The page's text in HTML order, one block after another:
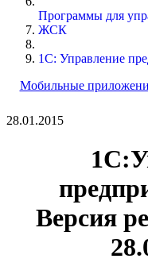
Программы для
ЖСК
1С: Управление
Мобильные
28.01.2015
Версия